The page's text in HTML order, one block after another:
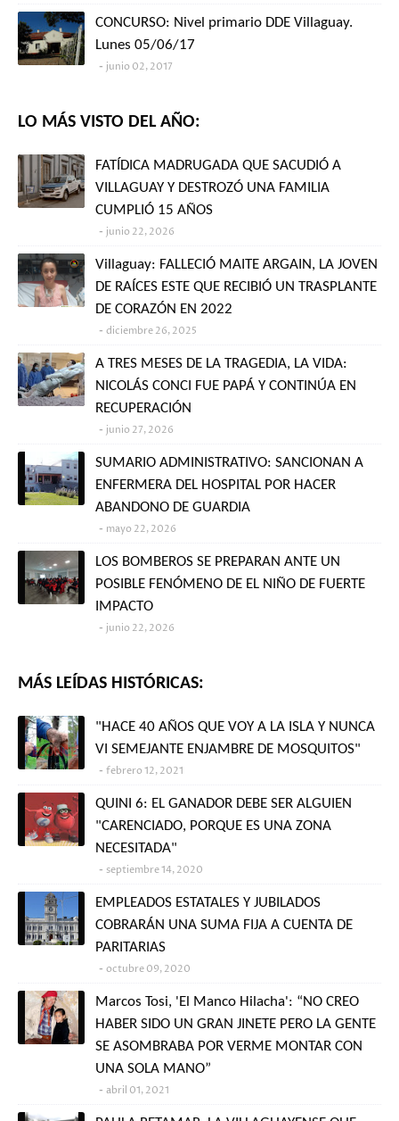
CONCURSO: Nivel primario DDE Villaguay.
Lunes 05/06/17
junio 02, 2017
LO MÁS VISTO DEL AÑO:
FATÍDICA MADRUGADA QUE SACUDIÓ A
VILLAGUAY Y DESTROZÓ UNA FAMILIA
CUMPLIÓ 15 AÑOS
junio 22, 2026
Villaguay: FALLECIÓ MAITE ARGAIN, LA JOVEN
DE RAÍCES ESTE QUE RECIBIÓ UN TRASPLANTE
DE CORAZÓN EN 2022
diciembre 26, 2025
A TRES MESES DE LA TRAGEDIA, LA VIDA:
NICOLÁS CONCI FUE PAPÁ Y CONTINÚA EN
RECUPERACIÓN
junio 27, 2026
SUMARIO ADMINISTRATIVO: SANCIONAN A
ENFERMERA DEL HOSPITAL POR HACER
ABANDONO DE GUARDIA
mayo 22, 2026
LOS BOMBEROS SE PREPARAN ANTE UN
POSIBLE FENÓMENO DE EL NIÑO DE FUERTE
IMPACTO
junio 22, 2026
MÁS LEÍDAS HISTÓRICAS:
"HACE 40 AÑOS QUE VOY A LA ISLA Y NUNCA
VI SEMEJANTE ENJAMBRE DE MOSQUITOS"
febrero 12, 2021
QUINI 6: EL GANADOR DEBE SER ALGUIEN
"CARENCIADO, PORQUE ES UNA ZONA
NECESITADA"
septiembre 14, 2020
EMPLEADOS ESTATALES Y JUBILADOS
COBRARÁN UNA SUMA FIJA A CUENTA DE
PARITARIAS
octubre 09, 2020
Marcos Tosi, 'El Manco Hilacha': “NO CREO
HABER SIDO UN GRAN JINETE PERO LA GENTE
SE ASOMBRABA POR VERME MONTAR CON
UNA SOLA MANO”
abril 01, 2021